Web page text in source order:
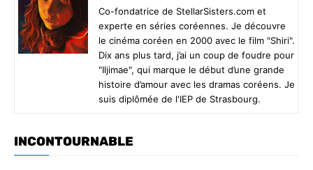
Co-fondatrice de StellarSisters.com et
experte en séries coréennes. Je découvre
le cinéma coréen en 2000 avec le film "Shiri".
Dix ans plus tard, j’ai un coup de foudre pour
"Iljimae", qui marque le début d’une grande
histoire d’amour avec les dramas coréens. Je
suis diplômée de l'IEP de Strasbourg.
INCONTOURNABLE